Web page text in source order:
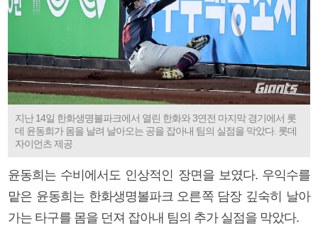
지난 14일 한화생명볼파크에서 열린 한화와 3연전 마지막 경기에서 롯
데 윤동희가 몸을 날려 날아오는 공을 잡아내 팀의 실점을 막았다. 롯데
자이언츠 제공
윤동희는 수비에서도 인상적인 장면을 보였다. 우익수를
맡은 윤동희는 한화생명볼파크 오른쪽 담장 깊숙히 날아
가는 타구를 몸을 던져 잡아내 팀의 추가 실점을 막았다.